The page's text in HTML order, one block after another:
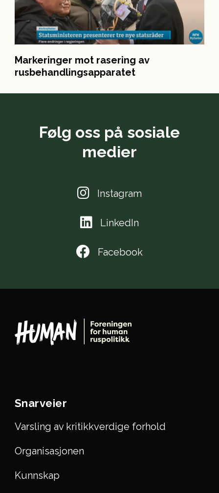
Markeringer mot rasering av
rusbehandlingsapparatet
Følg oss på sosiale
medier
Instagram
LinkedIn
Facebook
Snarveier
Varsling av kritikkverdige forhold
Organisasjonen
Kunnskap